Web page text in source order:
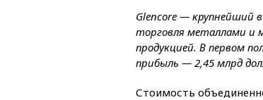
Glencore — крупнейший
торговля металлами и
продукцией. В первом
прибыль — 2,45 млрд
Стоимость